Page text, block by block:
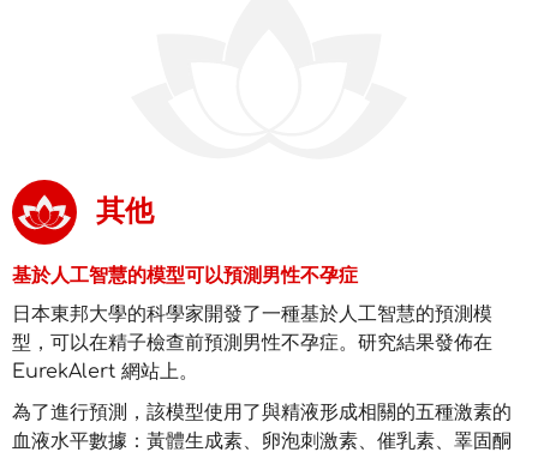
其他
基於人工智慧的模型可以預測男性不孕症
日本東邦大學的科學家開發了一種基於人工智慧的預測模
型，可以在精子檢查前預測男性不孕症。研究結果發佈在
EurekAlert 網站上。
為了進行預測，該模型使用了與精液形成相關的五種激素的
血液水平數據：黃體生成素、卵泡刺激素、催乳素、睪固酮